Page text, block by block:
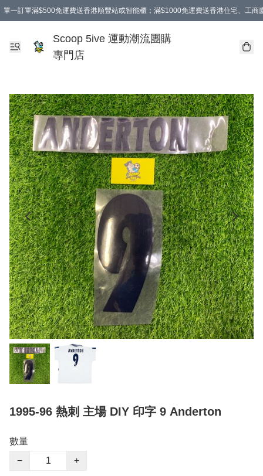
單一訂單滿$500免運費送香港順豐站或智能櫃；滿$1000免運費送香港住宅、工商
Scoop 5ive 運動潮流團購
專門店
1995-96 熱刺 主場 DIY 印字 9 Anderton
數量
−
+